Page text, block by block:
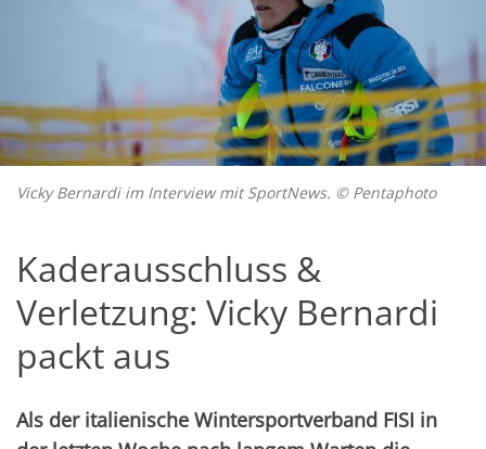
Vicky Bernardi im Interview mit SportNews. © Pentaphoto
Kaderausschluss &
Verletzung: Vicky Bernardi
packt aus
Als der italienische Wintersportverband FISI in